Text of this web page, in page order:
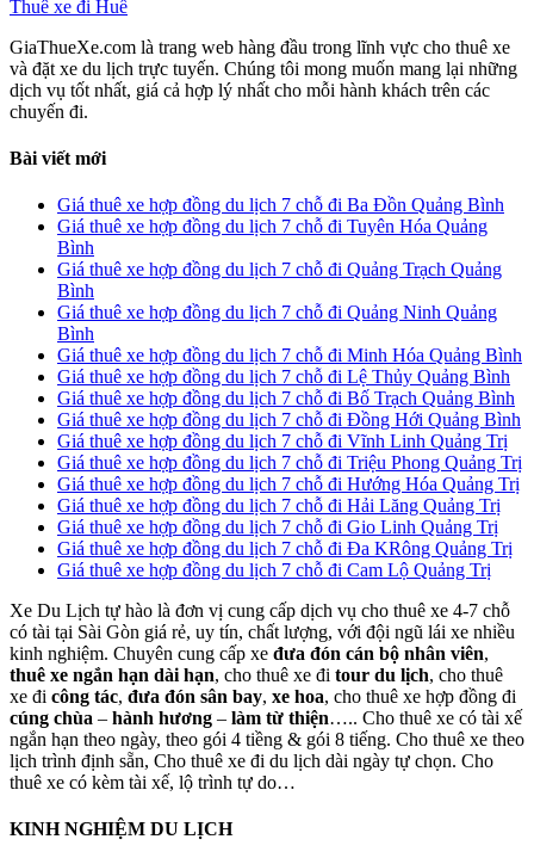
Thuê xe đi Huế
GiaThueXe.com là trang web hàng đầu trong lĩnh vực cho thuê xe
và đặt xe du lịch trực tuyến. Chúng tôi mong muốn mang lại những
dịch vụ tốt nhất, giá cả hợp lý nhất cho mỗi hành khách trên các
chuyến đi.
Bài viết mới
Giá thuê xe hợp đồng du lịch 7 chỗ đi Ba Đồn Quảng Bình
Giá thuê xe hợp đồng du lịch 7 chỗ đi Tuyên Hóa Quảng
Bình
Giá thuê xe hợp đồng du lịch 7 chỗ đi Quảng Trạch Quảng
Bình
Giá thuê xe hợp đồng du lịch 7 chỗ đi Quảng Ninh Quảng
Bình
Giá thuê xe hợp đồng du lịch 7 chỗ đi Minh Hóa Quảng Bình
Giá thuê xe hợp đồng du lịch 7 chỗ đi Lệ Thủy Quảng Bình
Giá thuê xe hợp đồng du lịch 7 chỗ đi Bố Trạch Quảng Bình
Giá thuê xe hợp đồng du lịch 7 chỗ đi Đồng Hới Quảng Bình
Giá thuê xe hợp đồng du lịch 7 chỗ đi Vĩnh Linh Quảng Trị
Giá thuê xe hợp đồng du lịch 7 chỗ đi Triệu Phong Quảng Trị
Giá thuê xe hợp đồng du lịch 7 chỗ đi Hướng Hóa Quảng Trị
Giá thuê xe hợp đồng du lịch 7 chỗ đi Hải Lăng Quảng Trị
Giá thuê xe hợp đồng du lịch 7 chỗ đi Gio Linh Quảng Trị
Giá thuê xe hợp đồng du lịch 7 chỗ đi Đa KRông Quảng Trị
Giá thuê xe hợp đồng du lịch 7 chỗ đi Cam Lộ Quảng Trị
Xe Du Lịch tự hào là đơn vị cung cấp dịch vụ cho thuê xe 4-7 chỗ
có tài tại Sài Gòn giá rẻ, uy tín, chất lượng, với đội ngũ lái xe nhiều
kinh nghiệm. Chuyên cung cấp xe đưa đón cán bộ nhân viên,
thuê xe ngắn hạn dài hạn, cho thuê xe đi tour du lịch, cho thuê
xe đi công tác, đưa đón sân bay, xe hoa, cho thuê xe hợp đồng đi
cúng chùa – hành hương – làm từ thiện….. Cho thuê xe có tài xế
ngắn hạn theo ngày, theo gói 4 tiềng & gói 8 tiếng. Cho thuê xe theo
lịch trình định sẵn, Cho thuê xe đi du lịch dài ngày tự chọn. Cho
thuê xe có kèm tài xế, lộ trình tự do…
KINH NGHIỆM DU LỊCH